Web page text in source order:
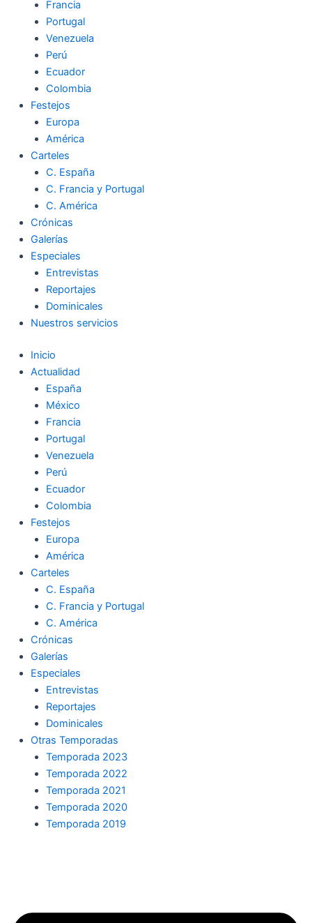
Francia
Portugal
Venezuela
Perú
Ecuador
Colombia
Festejos
Europa
América
Carteles
C. España
C. Francia y Portugal
C. América
Crónicas
Galerías
Especiales
Entrevistas
Reportajes
Dominicales
Nuestros servicios
Inicio
Actualidad
España
México
Francia
Portugal
Venezuela
Perú
Ecuador
Colombia
Festejos
Europa
América
Carteles
C. España
C. Francia y Portugal
C. América
Crónicas
Galerías
Especiales
Entrevistas
Reportajes
Dominicales
Otras Temporadas
Temporada 2023
Temporada 2022
Temporada 2021
Temporada 2020
Temporada 2019